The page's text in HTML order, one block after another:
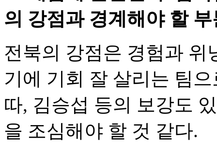
의 강점과 경계해야 할
전북의 강점은 경험과 위
기에 기회 잘 살리는 팀
따, 김승섭 등의 보강도
을 조심해야 할 것 같다.